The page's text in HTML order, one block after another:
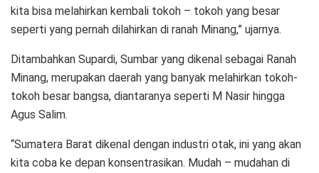
kita bisa melahirkan kembali tokoh – tokoh yang besar
seperti yang pernah dilahirkan di ranah Minang,” ujarnya.
Ditambahkan Supardi, Sumbar yang dikenal sebagai Ranah
Minang, merupakan daerah yang banyak melahirkan tokoh-
tokoh besar bangsa, diantaranya seperti M Nasir hingga
Agus Salim.
“Sumatera Barat dikenal dengan industri otak, ini yang akan
kita coba ke depan konsentrasikan. Mudah – mudahan di